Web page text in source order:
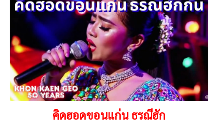
คิดฮอดขอนแก่น ธรณีฮัก